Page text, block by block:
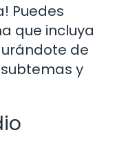
Puedes
que incluya
de
y